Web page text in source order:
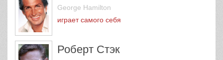
George Hamilton
играет самого себя
Роберт Стэк